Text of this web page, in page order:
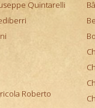
Quintarelli
Roberto